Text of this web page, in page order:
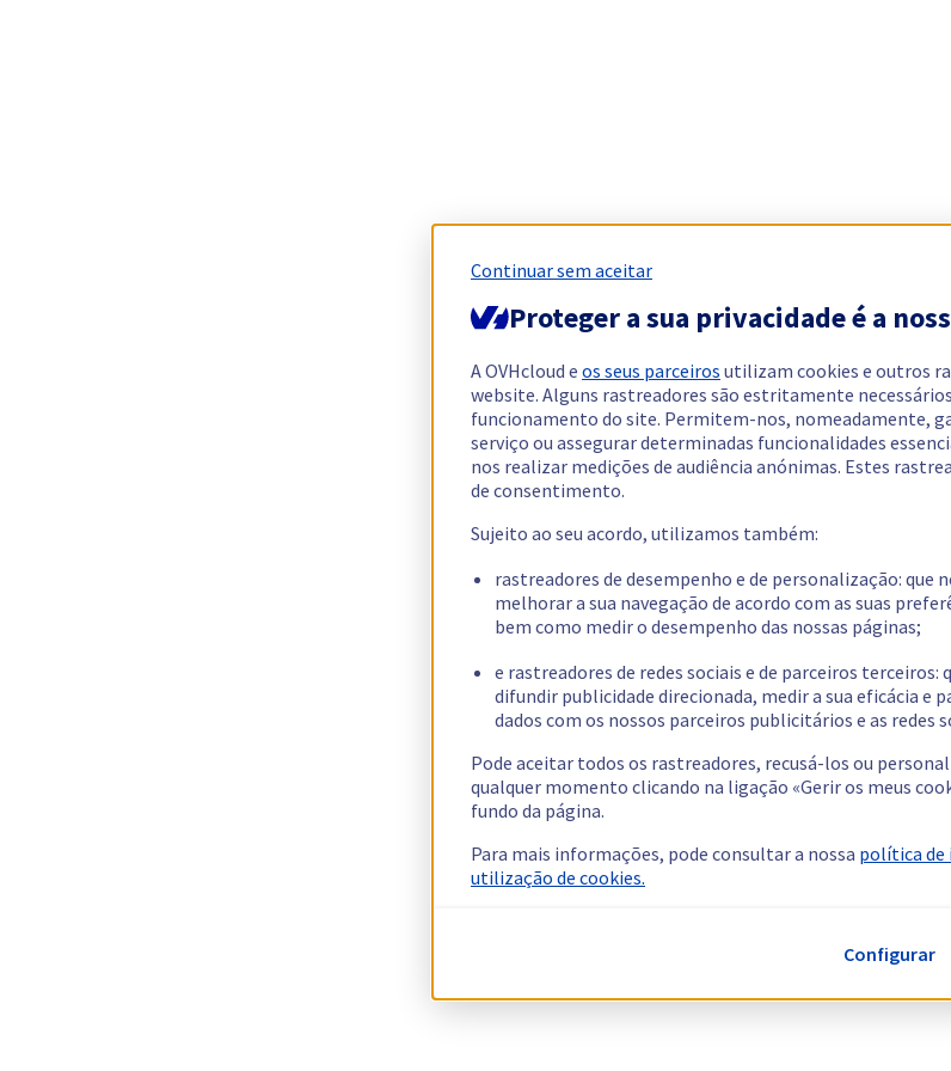
Continuar sem aceitar
Proteger a sua privacidade é a
A OVHcloud e os seus parceiros utilizam cookies e outros
website. Alguns rastreadores são estritamente
funcionamento do site. Permitem-nos, nomeadamente,
serviço ou assegurar determinadas funcionalidades
nos realizar medições de audiência anónimas. Estes
de consentimento.
Sujeito ao seu acordo, utilizamos também:
rastreadores de desempenho e de personalização: que
melhorar a sua navegação de acordo com as suas
bem como medir o desempenho das nossas páginas;
e rastreadores de redes sociais e de parceiros terceiros:
difundir publicidade direcionada, medir a sua eficácia e
dados com os nossos parceiros publicitários e as redes
Pode aceitar todos os rastreadores, recusá-los ou
qualquer momento clicando na ligação «Gerir os meus
fundo da página.
Para mais informações, pode consultar a nossa política de
utilização de cookies.
Configurar